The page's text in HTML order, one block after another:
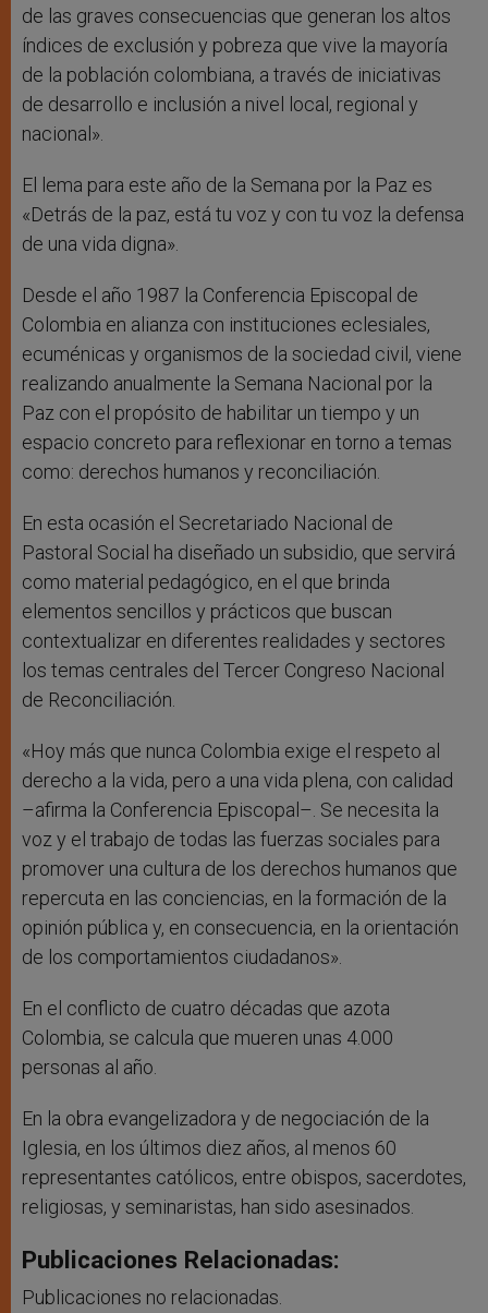
de las graves consecuencias que generan los altos
índices de exclusión y pobreza que vive la mayoría
de la población colombiana, a través de iniciativas
de desarrollo e inclusión a nivel local, regional y
nacional».
El lema para este año de la Semana por la Paz es
«Detrás de la paz, está tu voz y con tu voz la defensa
de una vida digna».
Desde el año 1987 la Conferencia Episcopal de
Colombia en alianza con instituciones eclesiales,
ecuménicas y organismos de la sociedad civil, viene
realizando anualmente la Semana Nacional por la
Paz con el propósito de habilitar un tiempo y un
espacio concreto para reflexionar en torno a temas
como: derechos humanos y reconciliación.
En esta ocasión el Secretariado Nacional de
Pastoral Social ha diseñado un subsidio, que servirá
como material pedagógico, en el que brinda
elementos sencillos y prácticos que buscan
contextualizar en diferentes realidades y sectores
los temas centrales del Tercer Congreso Nacional
de Reconciliación.
«Hoy más que nunca Colombia exige el respeto al
derecho a la vida, pero a una vida plena, con calidad
–afirma la Conferencia Episcopal–. Se necesita la
voz y el trabajo de todas las fuerzas sociales para
promover una cultura de los derechos humanos que
repercuta en las conciencias, en la formación de la
opinión pública y, en consecuencia, en la orientación
de los comportamientos ciudadanos».
En el conflicto de cuatro décadas que azota
Colombia, se calcula que mueren unas 4.000
personas al año.
En la obra evangelizadora y de negociación de la
Iglesia, en los últimos diez años, al menos 60
representantes católicos, entre obispos, sacerdotes,
religiosas, y seminaristas, han sido asesinados.
Publicaciones Relacionadas:
Publicaciones no relacionadas.